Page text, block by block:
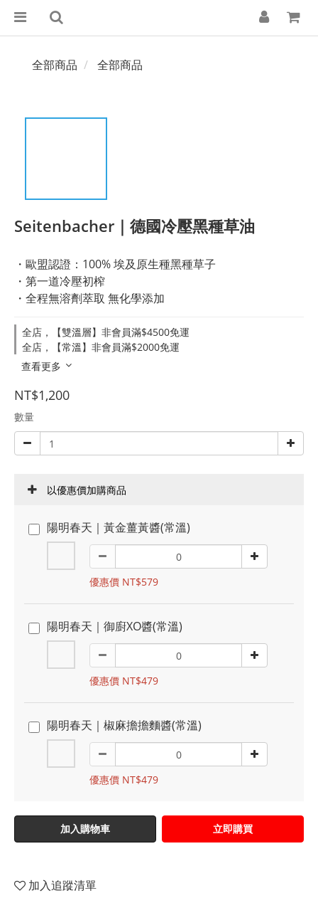
全部商品 全部商品
Seitenbacher｜德國冷壓黑種草油
・歐盟認證：100% 埃及原生種黑種草子
・第一道冷壓初榨
・全程無溶劑萃取 無化學添加
全店，【雙溫層】非會員滿$4500免運
全店，【常溫】非會員滿$2000免運
查看更多
NT$1,200
數量
以優惠價加購商品
陽明春天｜黃金薑黃醬(常溫)
優惠價 NT$579
陽明春天｜御廚XO醬(常溫)
優惠價 NT$479
陽明春天｜椒麻擔擔麵醬(常溫)
優惠價 NT$479
加入購物車 立即購買
加入追蹤清單